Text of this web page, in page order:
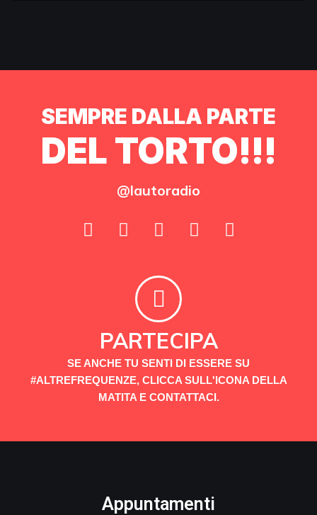
SEMPRE DALLA PARTE
DEL TORTO!!!
@lautoradio
PARTECIPA
SE ANCHE TU SENTI DI ESSERE SU
#ALTREFREQUENZE, CLICCA SULL'ICONA DELLA
MATITA E CONTATTACI.
Appuntamenti